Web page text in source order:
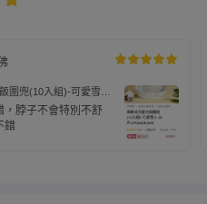
圍兜(10入組)-可愛雪人-
，脖子不會特別不舒
錯